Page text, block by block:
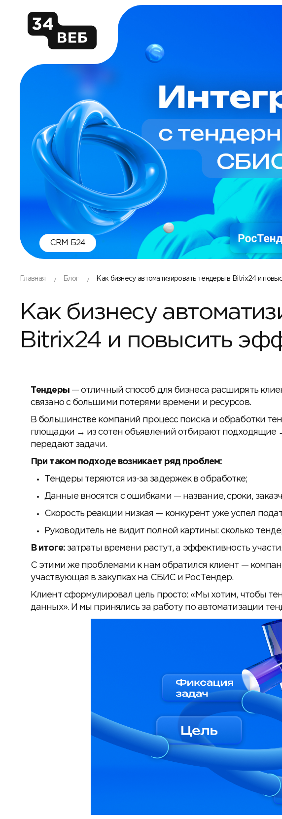
CRM Б24
Главная Блог Как бизнесу автоматизировать тендеры в Bitrix24 и
Как бизнесу
Bitrix24 и повысить
Тендеры— отличный способ для бизнеса расширять
связано с большими потерями времени и ресурсов.
В большинстве компаний процесс поиска и обработки
площадки → из сотен объявлений отбирают подходящие
передают задачи.
При таком подходе возникает ряд проблем:
Тендеры теряются из-за задержек в обработке;
Данные вносятся с ошибками — название, сроки,
Скорость реакции низкая — конкурент уже успел
Руководитель не видит полной картины: сколько
В итоге:затраты времени растут, а эффективность
С этими же проблемами к нам обратился клиент —
участвующая в закупках на СБИС и РосТендер.
Клиент сформулировал цель просто: «Мы хотим, чтобы
данных». И мы принялись за работу по автоматизации